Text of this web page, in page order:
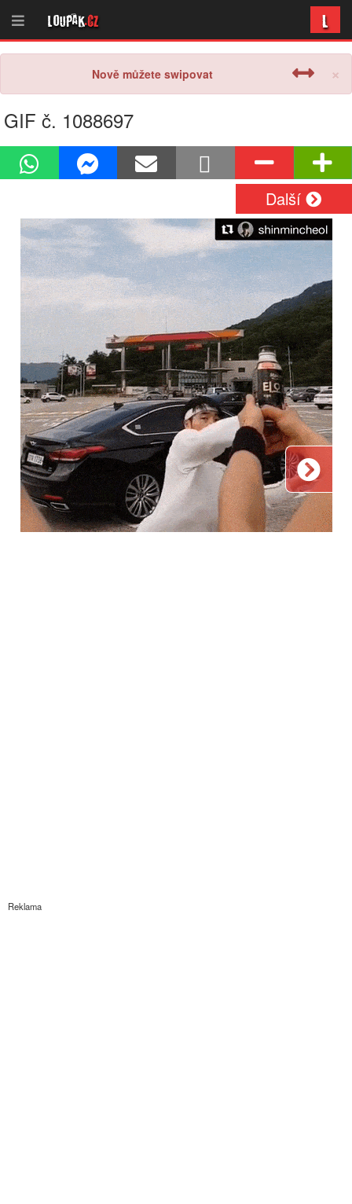
Loupak.cz L
×
Nově můžete swipovat
GIF č. 1088697
Další
Reklama